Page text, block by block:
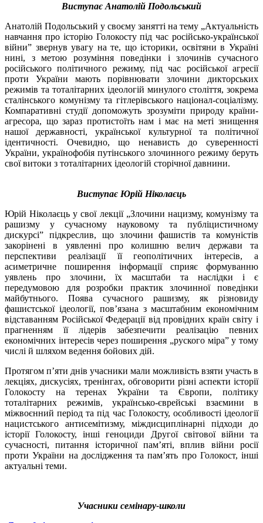
Виступає Анатолій Подольський
Анатолій Подольський у своєму занятті на тему „Актуальність
навчання про історію Голокосту під час російсько-української
війни” звернув увагу на те, що історики, освітяни в Україні
нині, з метою розуміння поведінки і злочинів сучасного
російського політичного режиму, під час російської агресії
проти України мають порівнювати злочини дикторських
режимів та тоталітарних ідеологій минулого століття, зокрема
сталінського комунізму та гітлерівського націонал-соціалізму.
Компаративні студії допоможуть зрозуміти природу країни-
агресора, що зараз протистоїть нам і має на меті знищення
нашої державності, української культурної та політичної
ідентичності. Очевидно, що ненависть до суверенності
України, українофобія путінського злочинного режиму беруть
свої витоки з тоталітарних ідеологій сторічної давнини.
Виступає Юрій Ніколаєць
Юрій Ніколаєць у свої лекції „Злочини нацизму, комунізму та
рашизму у сучасному науковому та публіцистичному
дискурсі” підкреслив, що злочини фашистів та комуністів
закорінені в уявленні про колишню велич держави та
перспективи реалізації її геополітичних інтересів, а
асиметричне поширення інформації сприяє формуванню
уявлень про злочини, їх масштаби та наслідки і є
передумовою для розробки практик злочинної поведінки
майбутнього. Поява сучасного рашизму, як різновиду
фашистської ідеології, пов’язана з масштабним економічним
відставанням Російської Федерації від провідних країн світу і
прагненням її лідерів забезпечити реалізацію певних
економічних інтересів через поширення „руского міра” у тому
числі й шляхом ведення бойових дій.
Протягом п’яти днів учасники мали можливість взяти участь в
лекціях, дискусіях, тренінгах, обговорити різні аспекти історії
Голокосту на теренах України та Європи, політику
тоталітарних режимів, українсько-єврейські взаємини в
міжвоєнний період та під час Голокосту, особливості ідеології
нацистського антисемітизму, міждисциплінарні підходи до
історії Голокосту, інші геноциди Другої світової війни та
сучасності, питання історичної пам’яті, вплив війни росії
проти України на дослідження та пам’ять про Голокост, інші
актуальні теми.
Учасники семінару-школи